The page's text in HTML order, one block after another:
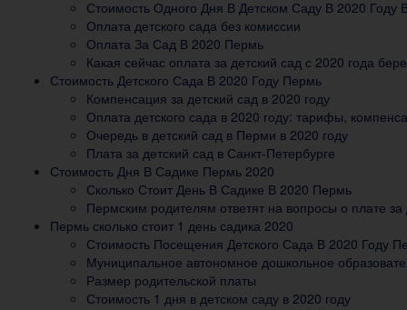
Стоимость Одного Дня В Детском Саду В 2020 Году
Оплата детского сада без комиссии
Оплата За Сад В 2020 Пермь
Какая сейчас оплата за детский сад с 2020 года
Стоимость Детского Сада В 2020 Году Пермь
Компенсация за детский сад в 2020 году
Оплата детского сада в 2020 году: тарифы,
Очередь в детский сад в Перми в 2020 году
Плата за детский сад в Санкт-Петербурге
Стоимость Дня В Садике Пермь 2020
Сколько Стоит День В Садике В 2020 Пермь
Пермским родителям ответят на вопросы о плате
Пермь сколько стоит 1 день садика 2020
Стоимость Посещения Детского Сада В 2020 Году
Муниципальное автономное дошкольное
Размер родительской платы
Стоимость 1 дня в детском саду в 2020 году